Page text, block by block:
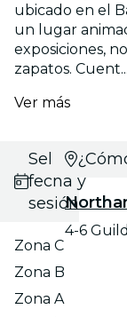
ubicado en el
un lugar
exposiciones,
zapatos. Cuent...
Ver más
Selecciona
fecha y
sesión
Zona C
Zona B
Zona A
4-6